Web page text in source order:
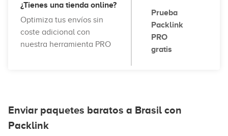
¿Tienes una tienda online?
Optimiza tus envíos sin
coste adicional con
nuestra herramienta PRO
Prueba
Packlink
PRO
gratis
Enviar paquetes baratos a Brasil con
Packlink